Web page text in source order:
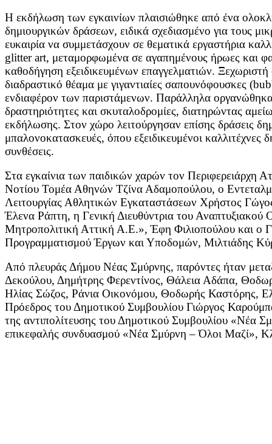
Η εκδήλωση των εγκαινίων πλαισιώθηκε από ένα
δημιουργικών δράσεων, ειδικά σχεδιασμένο για τους
ευκαιρία να συμμετάσχουν σε θεματικά εργαστήρια
glitter art, μεταμορφωμένα σε αγαπημένους ήρωες και
καθοδήγηση εξειδικευμένων επαγγελματιών.
διαδραστικό θέαμα με γιγαντιαίες σαπουνόφουσκες
ενδιαφέρον των παριστάμενων. Παράλληλα
δραστηριότητες και σκυταλοδρομίες, διατηρώντας
εκδήλωσης. Στον χώρο λειτούργησαν επίσης δράσεις
μπαλονοκατασκευές, όπου εξειδικευμένοι
συνθέσεις.
Στα εγκαίνια των παιδικών χαρών τον Περιφερειάρχη
Νοτίου Τομέα Αθηνών Τζίνα Αδαμοπούλου, ο
Λειτουργίας Αθλητικών Εγκαταστάσεων Χρήστος
Έλενα Ράπτη, η Γενική Διευθύντρια του
Μητροπολιτική Αττική Α.Ε.», Έφη Φιλιοπούλου και ο
Προγραμματισμού Έργων και Υποδομών, Μιλτιάδης
Από πλευράς Δήμου Νέας Σμύρνης, παρόντες ήταν
Δεκούλου, Δημήτρης Φερεντίνος, Θάλεια Αδάπα,
Ηλίας Σώζος, Ράνια Οικονόμου, Θοδωρής Καστόρης,
Πρόεδρος του Δημοτικού Συμβουλίου Γιώργος
της αντιπολίτευσης του Δημοτικού Συμβουλίου
επικεφαλής συνδυασμού «Νέα Σμύρνη – Όλοι Μαζί»,